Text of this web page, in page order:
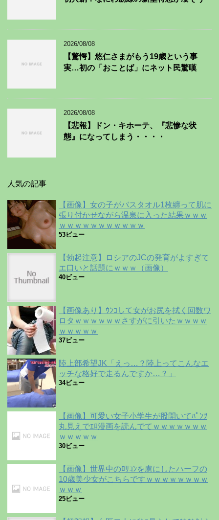
2026/08/08
【驚愕】悠仁さまがもう19歳という事
実…初の「おことば」にネット民驚嘆
2026/08/08
【悲報】ドン・キホーテ、『悲惨な状
態』になってしまう・・・・
人気の記事
【画像】女の子がバスタオル1枚纏って肌に
張り付かせながら温泉に入った結果ｗｗｗ
ｗｗｗｗｗｗｗｗｗｗｗ
53ビュー
【勃起注意】ロシアのJCの発育がよすぎて
エ口いと話題にｗｗｗ（画像）
40ビュー
【画像あり】ｳﾝｺして女がお尻を拭く回数ワ
ロタｗｗｗｗｗｗさすがに引いたｗｗｗｗ
ｗｗｗｗｗ
37ビュー
陸上部希望JK「えっ…？陸上ってこんなエ
ッチな格好で走るんですか…？」
34ビュー
【画像】可愛い女子小学生が股開いてﾊﾟﾝﾂ
丸見えでｴﾛ漫画を読んでてｗｗｗｗｗｗｗ
ｗｗｗｗｗ
30ビュー
【画像】世界中のﾛﾘｺﾝを虜にしたハーフの
10歳美少女がこちらですｗｗｗｗｗｗｗｗ
ｗｗｗ
25ビュー